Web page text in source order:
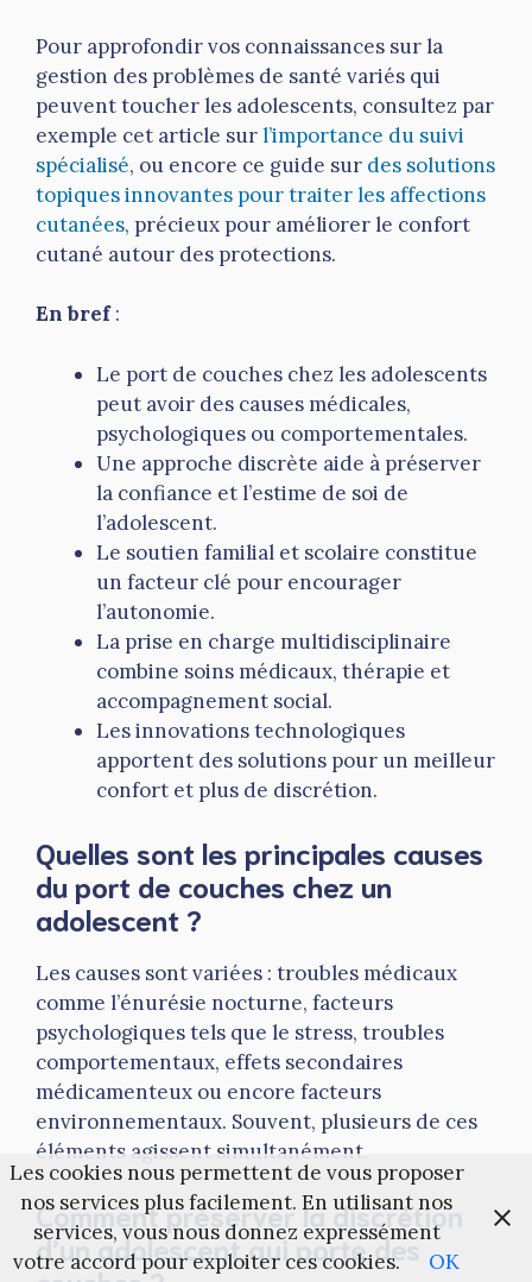
Pour approfondir vos connaissances sur la
gestion des problèmes de santé variés qui
peuvent toucher les adolescents, consultez par
exemple cet article surl’importance du suivi
spécialisé, ou encore ce guide sur des solutions
topiques innovantes pour traiter les affections
cutanées, précieux pour améliorer le confort
cutané autour des protections.
En bref:
Le port de couches chez les adolescents
peut avoir des causes médicales,
psychologiques ou comportementales.
Une approche discrète aide à préserver
la confiance et l’estime de soi de
l’adolescent.
Le soutien familial et scolaire constitue
un facteur clé pour encourager
l’autonomie.
La prise en charge multidisciplinaire
combine soins médicaux, thérapie et
accompagnement social.
Les innovations technologiques
apportent des solutions pour un meilleur
confort et plus de discrétion.
Quelles sont les principales causes
du port de couches chez un
adolescent ?
Les causes sont variées : troubles médicaux
comme l’énurésie nocturne, facteurs
psychologiques tels que le stress, troubles
comportementaux, effets secondaires
médicamenteux ou encore facteurs
environnementaux. Souvent, plusieurs de ces
éléments agissent simultanément.
Comment préserver la discrétion
d’un adolescent qui porte des
Les cookies nous permettent de vous proposer
nos services plus facilement. En utilisant nos
services, vous nous donnez expressément
votre accord pour exploiter ces cookies.
OK